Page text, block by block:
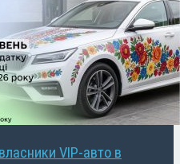
VIP-авто в